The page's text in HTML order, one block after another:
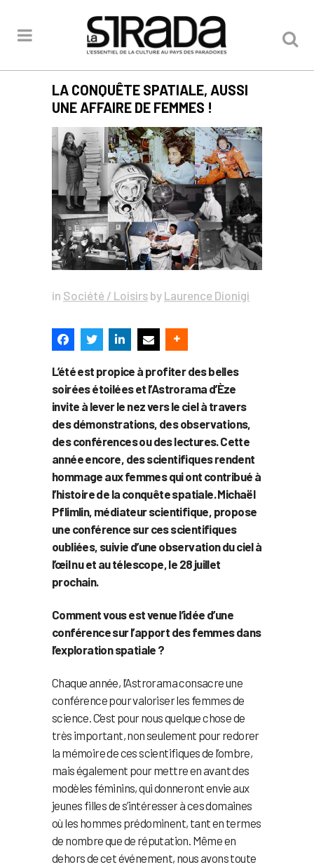
LA CONQUÊTE SPATIALE, AUSSI
UNE AFFAIRE DE FEMMES !
in Société / Loisirs by Laurence Dionigi
L’été est propice à profiter des belles
soirées étoilées et l’Astrorama d’Èze
invite à lever le nez vers le ciel à travers
des démonstrations, des observations,
des conférences ou des lectures. Cette
année encore, des scientifiques rendent
hommage aux femmes qui ont contribué à
l’histoire de la conquête spatiale. Michaël
Pflimlin, médiateur scientifique, propose
une conférence sur ces scientifiques
oubliées, suivie d’une observation du ciel à
l’œil nu et au télescope, le 28 juillet
prochain.
Comment vous est venue l’idée d’une
conférence sur l’apport des femmes dans
l’exploration spatiale ?
Chaque année, l’Astrorama consacre une
conférence pour valoriser les femmes de
science. C’est pour nous quelque chose de
très important, non seulement pour redorer
la mémoire de ces scientifiques de l’ombre,
mais également pour mettre en avant des
modèles féminins, qui donneront envie aux
jeunes filles de s’intéresser à ces domaines
où les hommes prédominent, tant en termes
de nombre que de réputation. Même en
dehors de cet événement, nous avons toute